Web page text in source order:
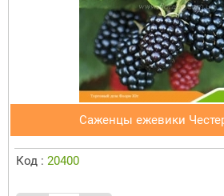
Саженцы ежевики
Код : 20400